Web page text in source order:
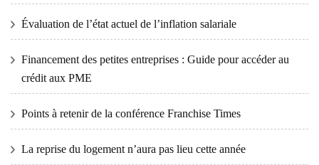
Évaluation de l’état actuel de l’inflation salariale
Financement des petites entreprises : Guide pour accéder au
crédit aux PME
Points à retenir de la conférence Franchise Times
La reprise du logement n’aura pas lieu cette année